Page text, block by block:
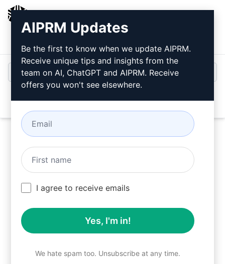
Bejelentkezés
Próbálja ki ezt a
Claude
Promptmost
1. lépés : Az AIPRM ingyenes
AIPRM Updates
Be the first to know when we update AIPRM.
Receive unique tips and insights from the
team on AI, ChatGPT and AIPRM. Receive
offers you won't see elsewhere.
I agree to receive emails
Yes, I'm in!
We hate spam too. Unsubscribe at any time.